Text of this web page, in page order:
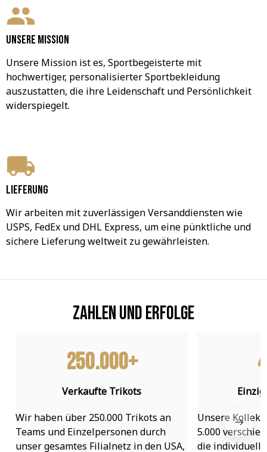
Unsere Mission
Unsere Mission ist es, Sportbegeisterte mit
hochwertiger, personalisierter Sportbekleidung
auszustatten, die ihre Leidenschaft und Persönlichkeit
widerspiegelt.
Lieferung
Wir arbeiten mit zuverlässigen Versanddiensten wie
USPS, FedEx und DHL Express, um eine pünktliche und
sichere Lieferung weltweit zu gewährleisten.
Zahlen und Erfolge
250.000+
Verkaufte Trikots
Wir haben über 250.000 Trikots an
Teams und Einzelpersonen durch
unser gesamtes Filialnetz in den USA,
Unsere
5.000
die individuell